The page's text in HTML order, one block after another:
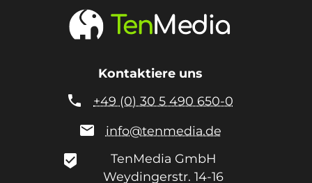
Kontaktiere uns
 +49 (0) 30 5 490 650-0
 info@tenmedia.de
beenhere
TenMedia GmbH
Weydingerstr. 14-16